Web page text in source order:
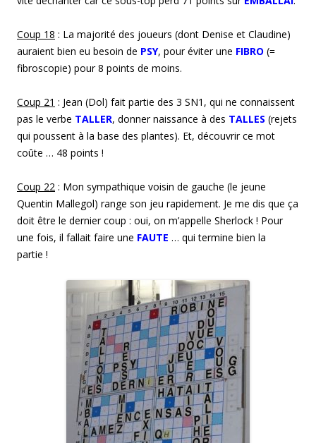
Coup 18 : La majorité des joueurs (dont Denise et Claudine)
auraient bien eu besoin de PSY, pour éviter une FIBRO (=
fibroscopie) pour 8 points de moins.
Coup 21 : Jean (Dol) fait partie des 3 SN1, qui ne connaissent
pas le verbe TALLER, donner naissance à des TALLES (rejets
qui poussent à la base des plantes). Et, découvrir ce mot
coûte … 48 points !
Coup 22 : Mon sympathique voisin de gauche (le jeune
Quentin Mallegol) range son jeu rapidement. Je me dis que ça
doit être le dernier coup : oui, on m’appelle Sherlock ! Pour
une fois, il fallait faire une FAUTE … qui termine bien la
partie !